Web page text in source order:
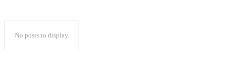
No posts to display